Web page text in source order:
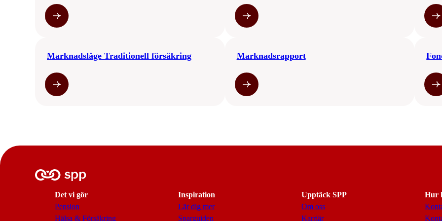
Marknadsläge Traditionell försäkring Marknadsrapport
Det vi gör
Pension
Hälsa & Försäkring
Inspiration
Lär dig mer
Sparguiden
Upptäck SPP
Om oss
Karriär
Hur